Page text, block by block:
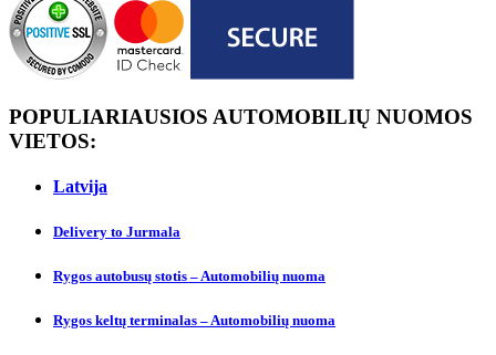
POPULIARIAUSIOS AUTOMOBILIŲ NUOMOS
VIETOS:
Latvija
Delivery to Jurmalа
Rygos autobusų stotis – Automobilių nuoma
Rygos keltų terminalas – Automobilių nuoma